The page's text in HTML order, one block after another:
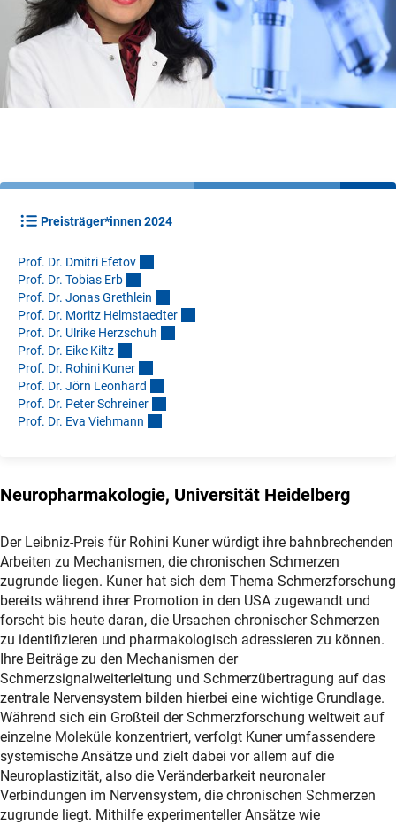
Preisträger*innen 2024
Prof. Dr. Dmitri Efetov
Prof. Dr. Tobias Erb
Prof. Dr. Jonas Grethlein
Prof. Dr. Moritz Helmstaedter
Prof. Dr. Ulrike Herzschuh
Prof. Dr. Eike Kiltz
Prof. Dr. Rohini Kuner
Prof. Dr. Jörn Leonhard
Prof. Dr. Peter Schreiner
Prof. Dr. Eva Viehmann
Neuropharmakologie, Universität Heidelberg
Der Leibniz-Preis für Rohini Kuner würdigt ihre bahnbrechenden
Arbeiten zu Mechanismen, die chronischen Schmerzen
zugrunde liegen. Kuner hat sich dem Thema Schmerzforschung
bereits während ihrer Promotion in den USA zugewandt und
forscht bis heute daran, die Ursachen chronischer Schmerzen
zu identifizieren und pharmakologisch adressieren zu können.
Ihre Beiträge zu den Mechanismen der
Schmerzsignalweiterleitung und Schmerzübertragung auf das
zentrale Nervensystem bilden hierbei eine wichtige Grundlage.
Während sich ein Großteil der Schmerzforschung weltweit auf
einzelne Moleküle konzentriert, verfolgt Kuner umfassendere
systemische Ansätze und zielt dabei vor allem auf die
Neuroplastizität, also die Veränderbarkeit neuronaler
Verbindungen im Nervensystem, die chronischen Schmerzen
zugrunde liegt. Mithilfe experimenteller Ansätze wie